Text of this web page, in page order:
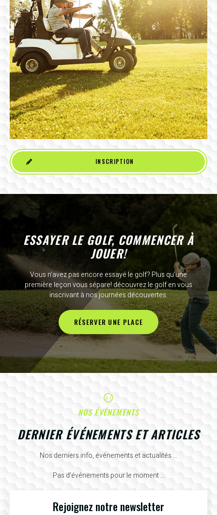
INSCRIPTION
ESSAYER LE GOLF, COMMENCER À
JOUER!
Vous n’avez pas encore essayé le golf? Plus qu’une
première leçon vous sépare! découvrez le golf en vous
inscrivant à nos journées découvertes.
RÉSERVER UNE PLACE
NOS ÉVÉNEMENTS
DERNIER ÉVÉNEMENTS ET ARTICLES
Nos derniers info, événements et actualités ...
Pas d'événements pour le moment ...
Rejoignez notre newsletter